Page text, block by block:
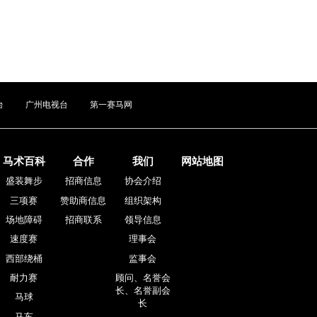
广州电视台 第一赛马网
马术百科
盛装舞步
三项赛
场地障碍
速度赛
西部绕桶
耐力赛
马球
合作
招商信息
赞助商信息
招商联系
我们
协会介绍
组织架构
领导信息
理事会
监事会
顾问、名誉会
长、名誉副会
长
网站地图